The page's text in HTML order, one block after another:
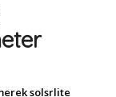
solsrlite